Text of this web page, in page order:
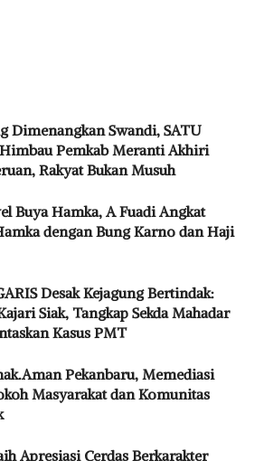
Dimenangkan Swandi, SATU
Pemkab Meranti Akhiri
Rakyat Bukan Musuh
Buya Hamka, A Fuadi Angkat
dengan Bung Karno dan Haji
Desak Kejagung Bertindak:
Siak, Tangkap Sekda Mahadar
Kasus PMT
Pekanbaru, Memediasi
Masyarakat dan Komunitas
Apresiasi Cerdas Berkarakter